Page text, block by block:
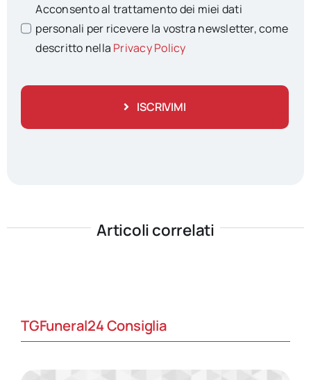
Acconsento al trattamento dei miei dati
personali per ricevere la vostra newsletter, come
descritto nella Privacy Policy
ISCRIVIMI
Articoli correlati
TGFuneral24 Consiglia